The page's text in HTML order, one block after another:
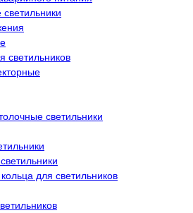
светильников
светильники
для светильников